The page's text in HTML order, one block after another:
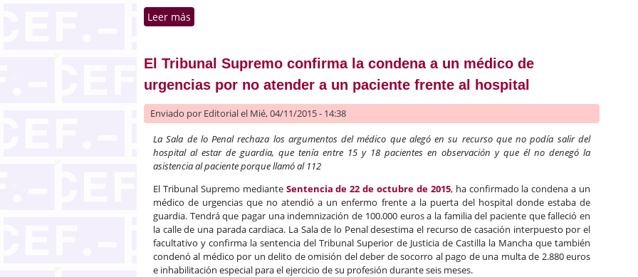
Leer más
El Tribunal Supremo confirma la condena a un médico de
urgencias por no atender a un paciente frente al hospital
Enviado por Editorialel Mié, 04/11/2015 - 14:38
La Sala de lo Penal rechaza los argumentos del médico que alegó en su recurso que no podía salir del
hospital al estar de guardia, que tenía entre 15 y 18 pacientes en observación y que él no denegó la
asistencia al paciente porque llamó al 112
El Tribunal Supremo mediante Sentencia de 22 de octubre de 2015, ha confirmado la condena a un
médico de urgencias que no atendió a un enfermo frente a la puerta del hospital donde estaba de
guardia. Tendrá que pagar una indemnización de 100.000 euros a la familia del paciente que falleció en
la calle de una parada cardiaca. La Sala de lo Penal desestima el recurso de casación interpuesto por el
facultativo y confirma la sentencia del Tribunal Superior de Justicia de Castilla la Mancha que también
condenó al médico por un delito de omisión del deber de socorro al pago de una multa de 2.880 euros
e inhabilitación especial para el ejercicio de su profesión durante seis meses.